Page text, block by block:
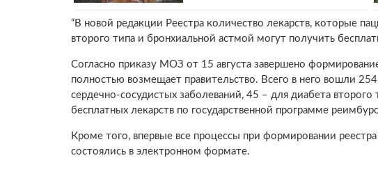
“В новой редакции Реестра количество лекарств, которые
второго типа и бронхиальной астмой могут получить
Согласно приказу МОЗ от 15 августа завершено
полностью возмещает правительство. Всего в него вошли
сердечно-сосудистых заболеваний, 45 – для диабета
бесплатных лекарств по государственной программе
Кроме того, впервые все процессы при формировании
состоялись в электронном формате.